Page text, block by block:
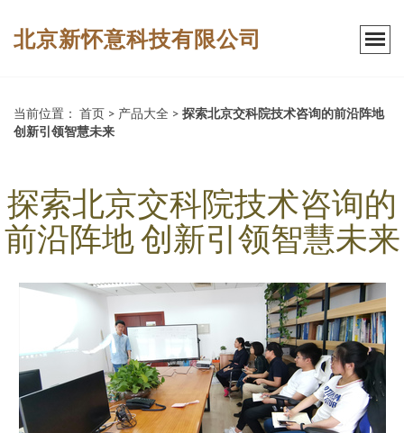
北京新怀意科技有限公司
当前位置： 首页 > 产品大全 > 探索北京交科院技术咨询的前沿阵地
创新引领智慧未来
探索北京交科院技术咨询的
前沿阵地 创新引领智慧未来